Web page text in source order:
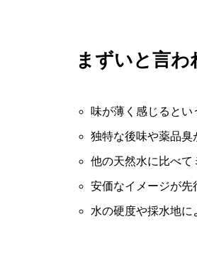
まずいと言
味が薄く感じるとい
独特な後味や薬品臭
他の天然水に比べて
安価なイメージが先
水の硬度や採水地に